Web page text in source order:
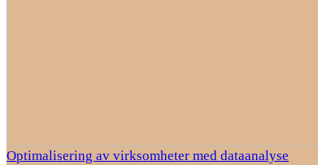
Optimalisering av virksomheter med dataanalyse